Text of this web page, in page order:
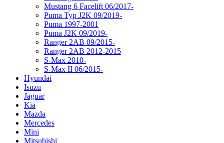
Mustang 6 Facelift 06/2017-
Puma Typ J2K 09/2019-
Puma 1997-2001
Puma J2K 09/2019-
Ranger 2AB 09/2015-
Ranger 2AB 2012-2015
S-Max 2010-
S-Max II 06/2015-
Hyundai
Isuzu
Jaguar
Kia
Mazda
Mercedes
Mini
Mitsubishi